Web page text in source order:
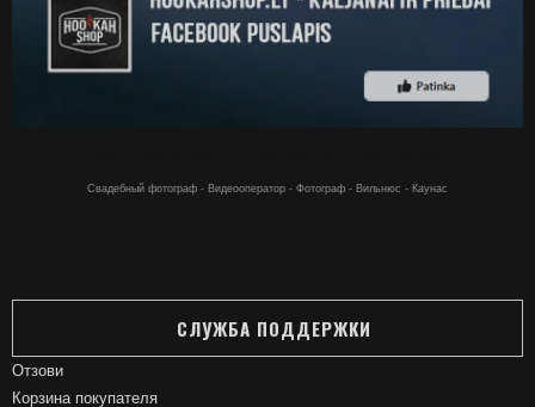
Свадебный фотограф - Видеооператор - Фотограф - Вильнюс - Каунас
СЛУЖБА ПОДДЕРЖКИ
Отзови
Корзина покупателя